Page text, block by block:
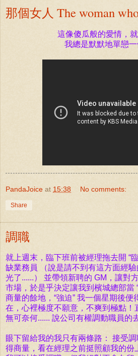
那個女人 The woman
這像傻瓜般的愛情，就
我總是默默地單戀一
PandaJoice at 15:38 No comments:
Share
調職
就上週末，臨下班前被經理拖去開 “
缺業務員 （說是請不到有這方面經
光了......） 並帶領新聘的 GM，讓對
市場，於是乎決定讓我到檳城總部當
商量的餘地，“強迫” 我一個星期後
在，心裡極度不願意，不爽到極點！
無可奈何...... 說公司有權調動職員的
眼下留給我的我只有兩條路： 接受
得商量，看在經理之前挺照顧我的份